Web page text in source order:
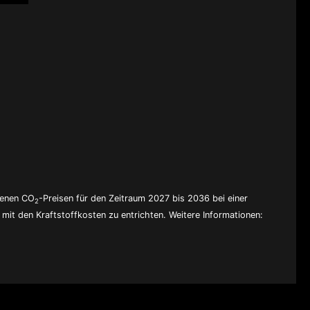
CO2-Preisen für den Zeitraum 2027 bis 2036 bei einer
mit den Kraftstoffkosten zu entrichten. Weitere Informationen: